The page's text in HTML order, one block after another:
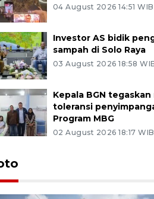
04 August 2026 14:51 WIB
Investor AS bidik
sampah di Solo Raya
03 August 2026 18:58
Kepala BGN tegaskan
toleransi
Program MBG
02 August 2026 18:17 WIB